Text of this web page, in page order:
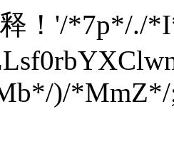
！ '/*7p*/./
)/*MmZ*/